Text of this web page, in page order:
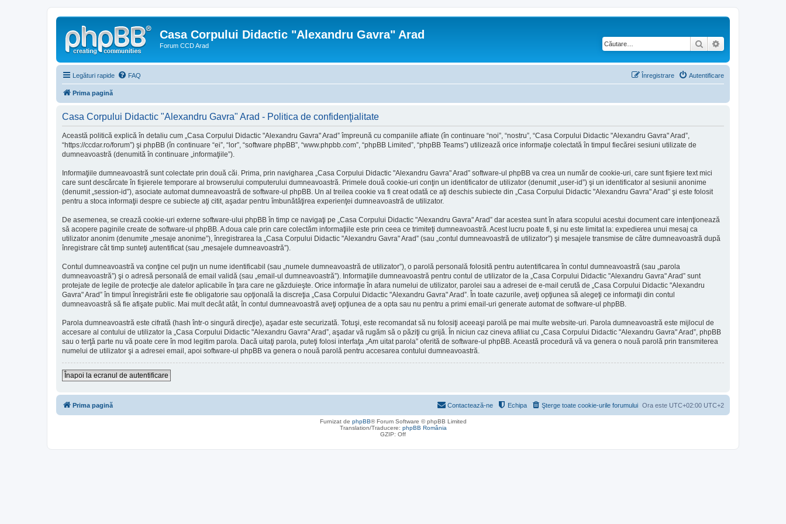
Casa Corpului Didactic "Alexandru Gavra" Arad
Forum CCD Arad Căutare
Legături rapide FAQ Autentificare
Înregistrare
Prima pagină
Casa Corpului Didactic "Alexandru Gavra" Arad - Politica de confidenţialitate
Această politică explică în detaliu cum „Casa Corpului Didactic "Alexandru Gavra" Arad” împreună cu companiile afliate (în continuare “noi”, “nostru”, “Casa Corpului Didactic "Alexandru Gavra" Arad”,
“https://ccdar.ro/forum”) şi phpBB (în continuare “ei”, “lor”, “software phpBB”, “www.phpbb.com”, “phpBB Limited”, “phpBB Teams”) utilizează orice informaţie colectată în timpul fiecărei sesiuni utilizate de
dumneavoastră (denumită în continuare „informaţiile”).
Informaţiile dumneavoastră sunt colectate prin două căi. Prima, prin navigharea „Casa Corpului Didactic "Alexandru Gavra" Arad” software-ul phpBB va crea un număr de cookie-uri, care sunt fişiere text mici
care sunt descărcate în fişierele temporare al browserului computerului dumneavoastră. Primele două cookie-uri conţin un identificator de utilizator (denumit „user-id”) şi un identificator al sesiunii anonime
(denumit „session-id”), asociate automat dumneavoastră de software-ul phpBB. Un al treilea cookie va fi creat odată ce aţi deschis subiecte din „Casa Corpului Didactic "Alexandru Gavra" Arad” şi este folosit
pentru a stoca informaţii despre ce subiecte aţi citit, aşadar pentru îmbunătăţirea experienţei dumneavoastră de utilizator.
De asemenea, se crează cookie-uri externe software-ului phpBB în timp ce navigaţi pe „Casa Corpului Didactic "Alexandru Gavra" Arad” dar acestea sunt în afara scopului acestui document care intenţionează
să acopere paginile create de software-ul phpBB. A doua cale prin care colectăm informaţiile este prin ceea ce trimiteţi dumneavoastră. Acest lucru poate fi, şi nu este limitat la: expedierea unui mesaj ca
utilizator anonim (denumite „mesaje anonime”), înregistrarea la „Casa Corpului Didactic "Alexandru Gavra" Arad” (sau „contul dumneavoastră de utilizator”) şi mesajele transmise de către dumneavoastră după
înregistrare cât timp sunteţi autentificat (sau „mesajele dumneavoastră”).
Contul dumneavoastră va conţine cel puţin un nume identificabil (sau „numele dumneavoastră de utilizator”), o parolă personală folosită pentru autentificarea în contul dumneavoastră (sau „parola
dumneavoastră”) şi o adresă personală de email validă (sau „email-ul dumneavoastră”). Informaţiile dumneavoastră pentru contul de utilizator de la „Casa Corpului Didactic "Alexandru Gavra" Arad” sunt
protejate de legile de protecţie ale datelor aplicabile în ţara care ne găzduieşte. Orice informaţie în afara numelui de utilizator, parolei sau a adresei de e-mail cerută de „Casa Corpului Didactic "Alexandru
Gavra" Arad” în timpul înregistrării este fie obligatorie sau opţională la discreţia „Casa Corpului Didactic "Alexandru Gavra" Arad”. În toate cazurile, aveţi opţiunea să alegeţi ce informaţii din contul
dumneavoastră să fie afişate public. Mai mult decât atât, în contul dumneavoastră aveţi opţiunea de a opta sau nu pentru a primi email-uri generate automat de software-ul phpBB.
Parola dumneavoastră este cifrată (hash într-o singură direcţie), aşadar este securizată. Totuşi, este recomandat să nu folosiţi aceeaşi parolă pe mai multe website-uri. Parola dumneavoastră este mijlocul de
accesare al contului de utilizator la „Casa Corpului Didactic "Alexandru Gavra" Arad”, aşadar vă rugăm să o păziţi cu grijă. În niciun caz cineva afiliat cu „Casa Corpului Didactic "Alexandru Gavra" Arad”, phpBB
sau o terţă parte nu vă poate cere în mod legitim parola. Dacă uitaţi parola, puteţi folosi interfaţa „Am uitat parola” oferită de software-ul phpBB. Această procedură vă va genera o nouă parolă prin transmiterea
numelui de utilizator şi a adresei email, apoi software-ul phpBB va genera o nouă parolă pentru accesarea contului dumneavoastră.
Înapoi la ecranul de autentificare
Prima pagină Ora este UTC+02:00 UTC+2
Şterge toate cookie-urile forumului
Echipa
Contactează-ne
Furnizat de phpBB® Forum Software © phpBB Limited
Translation/Traducere: phpBB România
GZIP: Off